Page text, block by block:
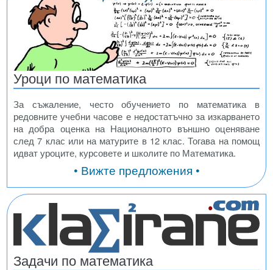
Уроци по математика
За съжаление, често обучението по математика в
редовните учебни часове е недостатъчно за изкарването
на добра оценка на Националното външно оценяване
след 7 клас или на матурите в 12 клас. Тогава на помощ
идват уроците, курсовете и школите по Математика.
• Вижте предложения •
Задачи по математика